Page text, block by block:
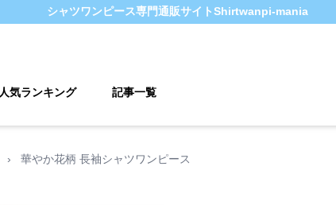
シャツワンピース専門通販サイトShirtwanpi-mania
人気ランキング 記事一覧
› 華やか花柄 長袖シャツワンピース